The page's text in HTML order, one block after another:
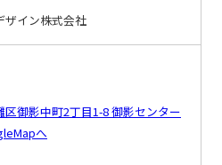
ザイン株式会社
御影中町2丁目1-8 御影センター
へ